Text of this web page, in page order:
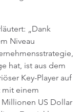
„Dank
Niveau
hat, ist aus dem
Key-Player auf
einem
Millionen US Dollar